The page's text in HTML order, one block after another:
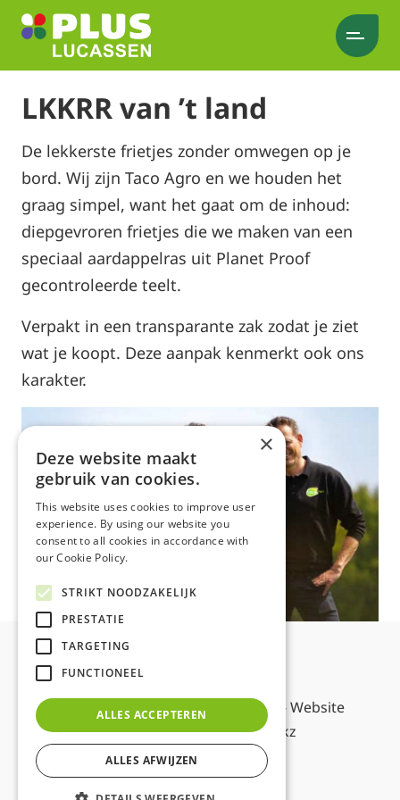
LKKRR van ’t land
De lekkerste frietjes zonder omwegen op je
bord. Wij zijn Taco Agro en we houden het
graag simpel, want het gaat om de inhoud:
diepgevroren frietjes die we maken van een
speciaal aardappelras uit Planet Proof
gecontroleerde teelt.
Verpakt in een transparante zak zodat je ziet
wat je koopt. Deze aanpak kenmerkt ook ons
karakter.
© Copyright PLUS Lucassen 2026 - Website
ontwikkeld doorMindworkz
×
Deze website maakt
gebruik van cookies.
This website uses cookies to improve user
experience. By using our website you
consent to all cookies in accordance with
our Cookie Policy.
STRIKT NOODZAKELIJK
PRESTATIE
TARGETING
FUNCTIONEEL
ALLES ACCEPTEREN
ALLES AFWIJZEN